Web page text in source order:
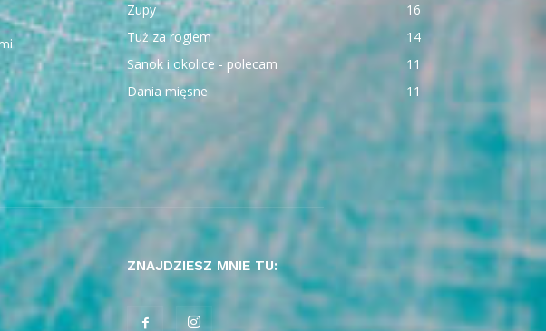
Zupy
16
Tuż za rogiem
14
Sanok i okolice - polecam
11
Dania mięsne
11
ZNAJDZIESZ MNIE TU: